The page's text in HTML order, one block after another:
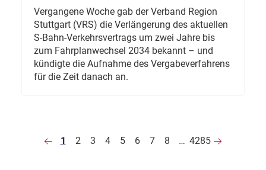
Vergangene Woche gab der Verband Region
Stuttgart (VRS) die Verlängerung des aktuellen
S-Bahn-Verkehrsvertrags um zwei Jahre bis
zum Fahrplanwechsel 2034 bekannt – und
kündigte die Aufnahme des Vergabeverfahrens
für die Zeit danach an.
1 2 3 4 5 6 7 8 … 4285